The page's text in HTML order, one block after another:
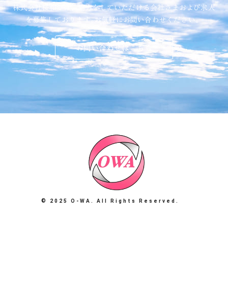
株式会社桜和では、協力をしていただける会社さまおよび求人
を募集しております｡お気軽にお問い合わせください。
お問い合わせはこちら
© 2025 O-WA. All Rights Reserved.